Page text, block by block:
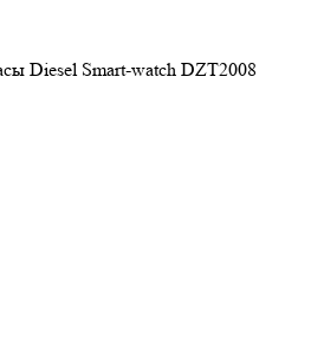
Diesel Smart-watch DZT2008